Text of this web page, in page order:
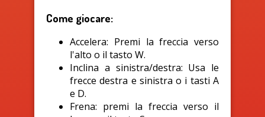
Come giocare:
Accelera: Premi la freccia verso
l'alto o il tasto W.
Inclina a sinistra/destra: Usa le
frecce destra e sinistra o i tasti A
e D.
Frena: premi la freccia verso il